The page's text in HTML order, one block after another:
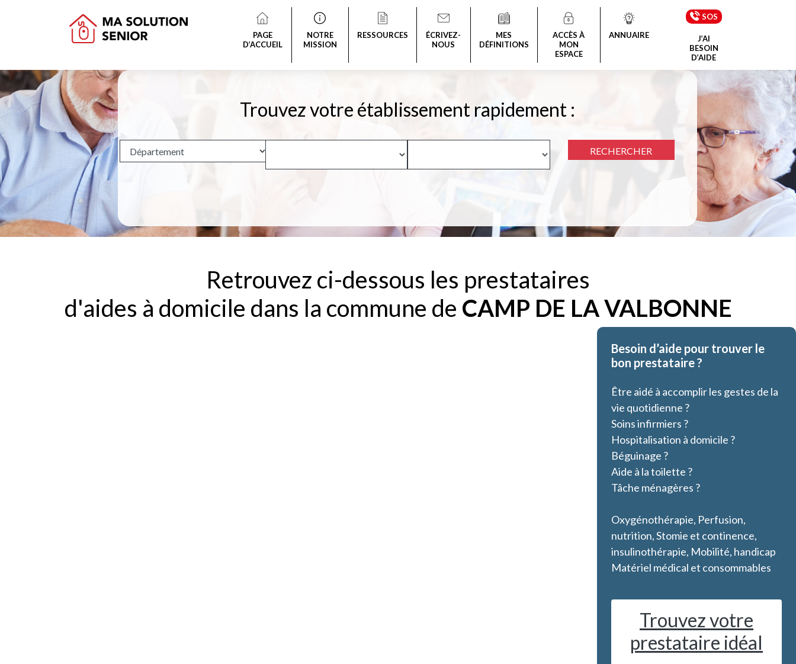
PAGE
D’ACCUEIL
NOTRE
MISSION
RESSOURCES
ÉCRIVEZ-
NOUS
MES
DÉFINITIONS
ACCÈS À
MON
ESPACE
ANNUAIRE
SOS
J’AI
BESOIN
D’AIDE
Trouvez votre établissement rapidement :
RECHERCHER
Retrouvez ci-dessous les prestataires
d'aides à domicile dans la commune de CAMP DE LA VALBONNE
Besoin d’aide pour trouver le
bon prestataire ?
Être aidé à accomplir les gestes de la
vie quotidienne ?
Soins infirmiers ?
Hospitalisation à domicile ?
Béguinage ?
Aide à la toilette ?
Tâche ménagères ?
Oxygénothérapie, Perfusion,
nutrition, Stomie et continence,
insulinothérapie, Mobilité, handicap
Matériel médical et consommables
Trouvez votre
prestataire idéal